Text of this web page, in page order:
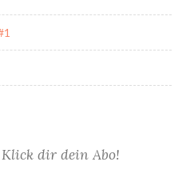
dir dein Abo!